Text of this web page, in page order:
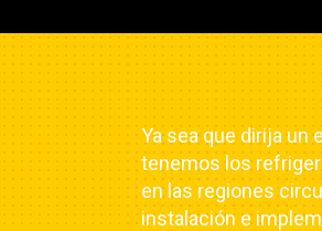
Ya sea que dirija un
tenemos los
en las regiones
instalación e